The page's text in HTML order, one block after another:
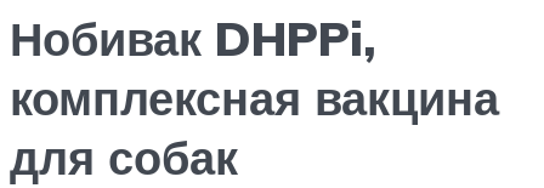
Нобивак DHPPi,
комплексная вакцина
для собак